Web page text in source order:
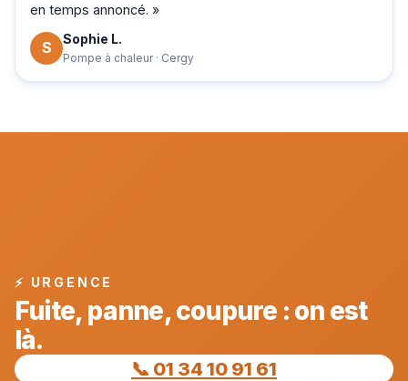
en temps annoncé. »
S Sophie L.
Pompe à chaleur · Cergy
⚡ URGENCE
Fuite, panne, coupure : on est
là.
📞 01 34 10 91 61